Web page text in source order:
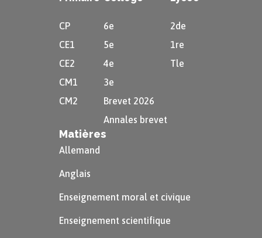
CP
CE1
CE2
CM1
CM2
6e
5e
4e
3e
Brevet 2026
Annales brevet
2de
1re
Tle
Matières
Allemand
Anglais
Enseignement moral et civique
Enseignement scientifique